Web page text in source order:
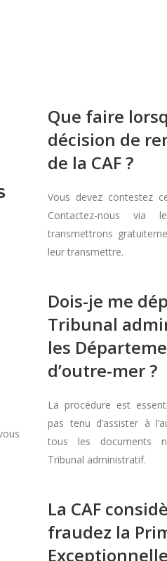
Que faire
décision de
de la CAF ?
Vous devez contestez
Contactez-nous via
transmettrons
leur transmettre.
Dois-je me
Tribunal
les
d’outre-mer ?
La procédure est
pas tenu d’assister à
tous les documents
Tribunal administratif.
La CAF
fraudez la
Exceptionnelle